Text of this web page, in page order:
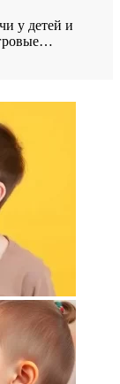
у детей и